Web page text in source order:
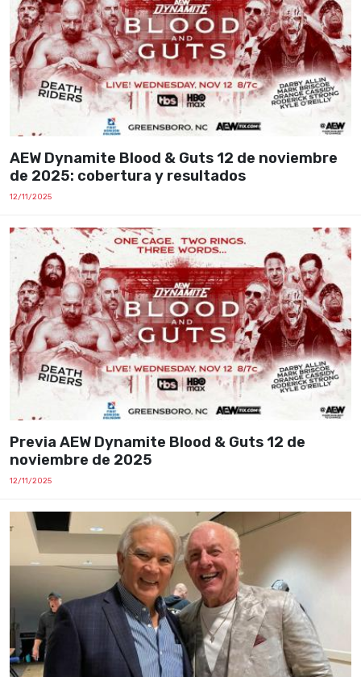
AEW Dynamite Blood & Guts 12 de noviembre
de 2025: cobertura y resultados
12/11/2025
Previa AEW Dynamite Blood & Guts 12 de
noviembre de 2025
12/11/2025